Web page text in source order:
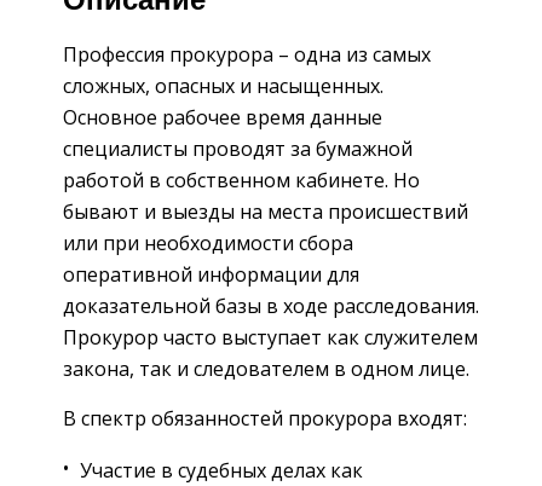
Профессия прокурора – одна из самых
сложных, опасных и насыщенных.
Основное рабочее время данные
специалисты проводят за бумажной
работой в собственном кабинете. Но
бывают и выезды на места происшествий
или при необходимости сбора
оперативной информации для
доказательной базы в ходе расследования.
Прокурор часто выступает как служителем
закона, так и следователем в одном лице.
В спектр обязанностей прокурора входят:
Участие в судебных делах как